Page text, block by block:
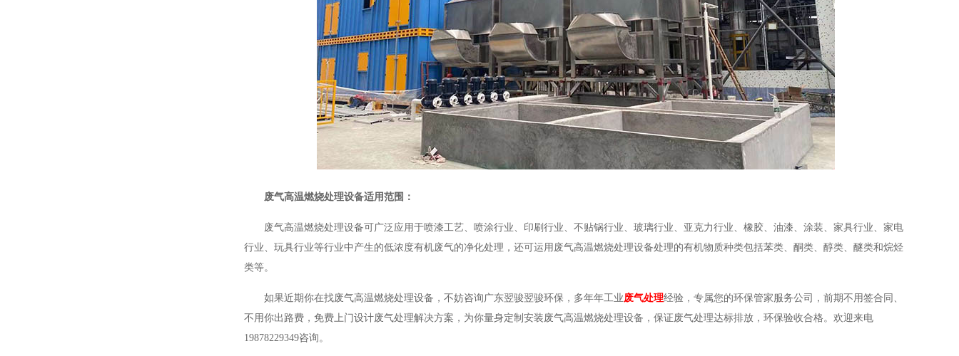
废气高温燃烧处理设备适用范围：
废气高温燃烧处理设备可广泛应用于喷漆工艺、喷涂行业、印刷行业、不贴锅行业、玻璃行业、亚克力行业、橡胶、油漆、涂装、家具行业、家电
行业、玩具行业等行业中产生的低浓度有机废气的净化处理，还可运用废气高温燃烧处理设备处理的有机物质种类包括苯类、酮类、醇类、醚类和烷烃
类等。
如果近期你在找废气高温燃烧处理设备，不妨咨询广东翌骏翌骏环保，多年年工业废气处理经验，专属您的环保管家服务公司，前期不用签合同、
不用你出路费，免费上门设计废气处理解决方案，为你量身定制安装废气高温燃烧处理设备，保证废气处理达标排放，环保验收合格。欢迎来电
19878229349咨询。